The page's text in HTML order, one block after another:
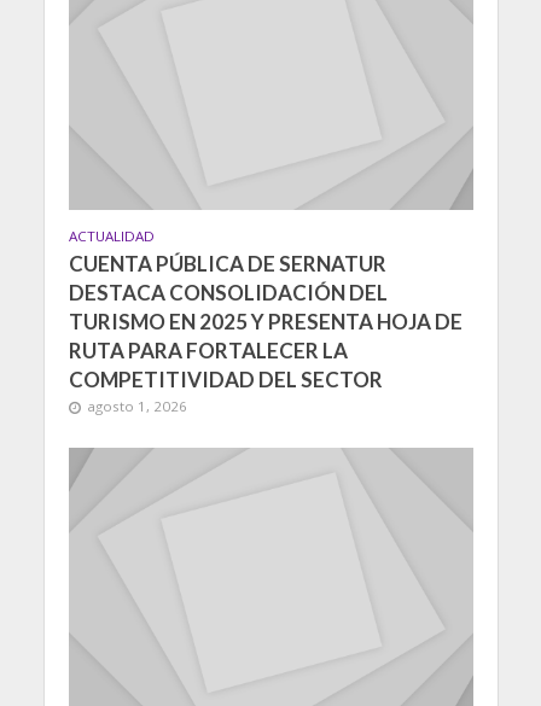
ACTUALIDAD
CUENTA PÚBLICA DE SERNATUR
DESTACA CONSOLIDACIÓN DEL
TURISMO EN 2025 Y PRESENTA HOJA DE
RUTA PARA FORTALECER LA
COMPETITIVIDAD DEL SECTOR
agosto 1, 2026